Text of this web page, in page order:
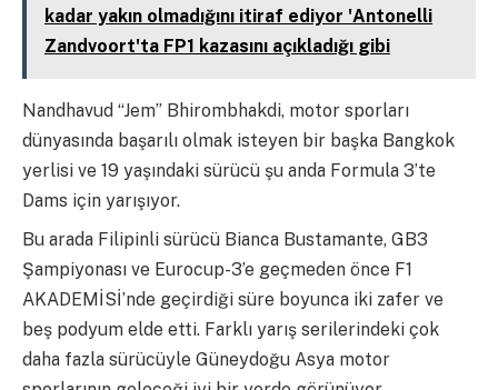
kadar yakın olmadığını itiraf ediyor 'Antonelli
Zandvoort'ta FP1 kazasını açıkladığı gibi
Nandhavud “Jem” Bhirombhakdi, motor sporları
dünyasında başarılı olmak isteyen bir başka Bangkok
yerlisi ve 19 yaşındaki sürücü şu anda Formula 3’te
Dams için yarışıyor.
Bu arada Filipinli sürücü Bianca Bustamante, GB3
Şampiyonası ve Eurocup-3’e geçmeden önce F1
AKADEMİSİ’nde geçirdiği süre boyunca iki zafer ve
beş podyum elde etti. Farklı yarış serilerindeki çok
daha fazla sürücüyle Güneydoğu Asya motor